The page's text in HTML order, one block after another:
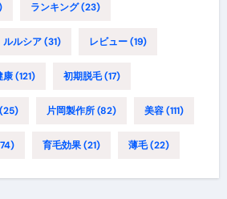
ランキング(23)
ルルシア(31) レビュー(19)
康(121) 初期脱毛(17)
片岡製作所(82) 美容(111)
育毛効果(21) 薄毛(22)